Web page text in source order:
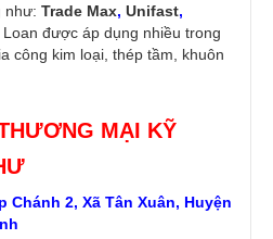
như: Trade Max, Unifast,
được áp dụng nhiều trong
công kim loại, thép tầm, khuôn
MẠI KỸ
Chánh 2, Xã Tân Xuân, Huyện